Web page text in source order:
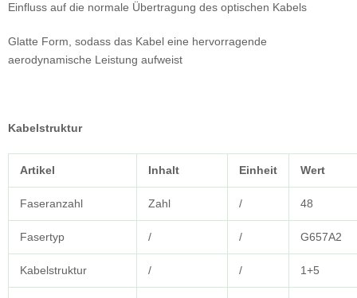
Einfluss auf die normale Übertragung des optischen Kabels
Glatte Form, sodass das Kabel eine hervorragende
aerodynamische Leistung aufweist
Kabelstruktur
Artikel Inhalt Einheit Wert
Faseranzahl Zahl / 48
Fasertyp / / G657A2
Kabelstruktur / / 1+5